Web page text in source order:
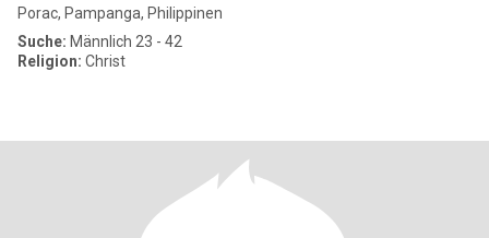
Porac, Pampanga, Philippinen
Suche: Männlich 23 - 42
Religion: Christ